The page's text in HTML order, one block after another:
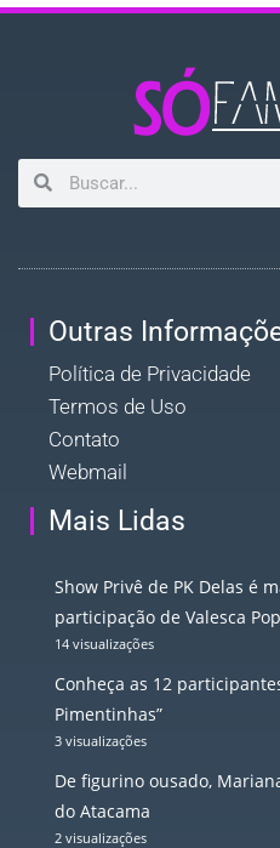
Outras
Política de Privacidade
Termos de Uso
Contato
Webmail
Mais Lidas
Show Privê de PK Delas é
participação de Valesca
14 visualizações
Conheça as 12
Pimentinhas”
3 visualizações
De figurino ousado,
do Atacama
2 visualizações